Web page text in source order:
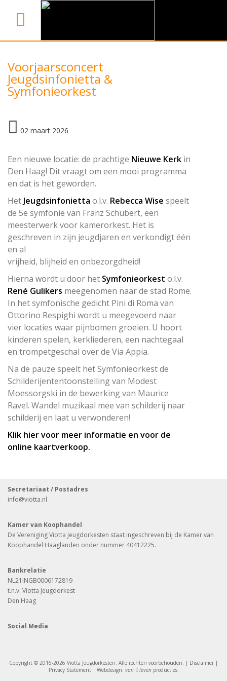
Voorjaarsconcert
Jeugdsinfonietta &
Symfonieorkest
02 maart 2026
Een nieuwe locatie: de prachtige Nieuwe Kerk in
Den Haag! Dit vraagt om een mooi programma
en dat is het geworden.
Het Jeugdsinfonietta o.l.v. Rebecca Wise speelt
de 5e symfonie van Franz Schubert, een
meesterwerk voor kamerorkest. Het is
geschreven in zijn jeugdjaren en verkondigt één
en al
vrijheid, blijheid en onbezorgdheid!
Hierna wordt u door het Symfonieorkest o.l.v.
René Gulikers meegenomen naar de stad Rome.
In het symfonische gedicht Pini di Roma van
Ottorino Respighi wordt u meegevoerd naar
vier locaties waar pijnbomen groeien. U hoort
kinderen spelen, kerkliederen, een nachtegaal
en trompetgeschal over de Via Appia.
Na de pauze speelt het Symfonieorkest de
Schilderijententoonstelling van Modest
Moessorgski in de bewerking van Maurice
Ravel. Wandel muzikaal mee van schilderij naar
schilderij en laat u verwonderen!
Klik hier voor meer informatie en voor de
online kaartverkoop.
Secretariaat / Postadres
info@viotta.nl
Kamer van Koophandel
De Vereniging Viotta Jeugdorkesten staat ingeschreven bij de Kamer van
Koophandel Haaglanden onder nummer 40412225.
Bankrelatie
NL21INGB0006172819
t.n.v. Viotta Jeugdorkest
Den Haag
Social Media
Copyright © 2016-2026 Viotta Jeugdorkesten. Alle rechten voorbehouden. | Disclaimer |
Privacy Statement| Webdesign: van 't levenproducties.